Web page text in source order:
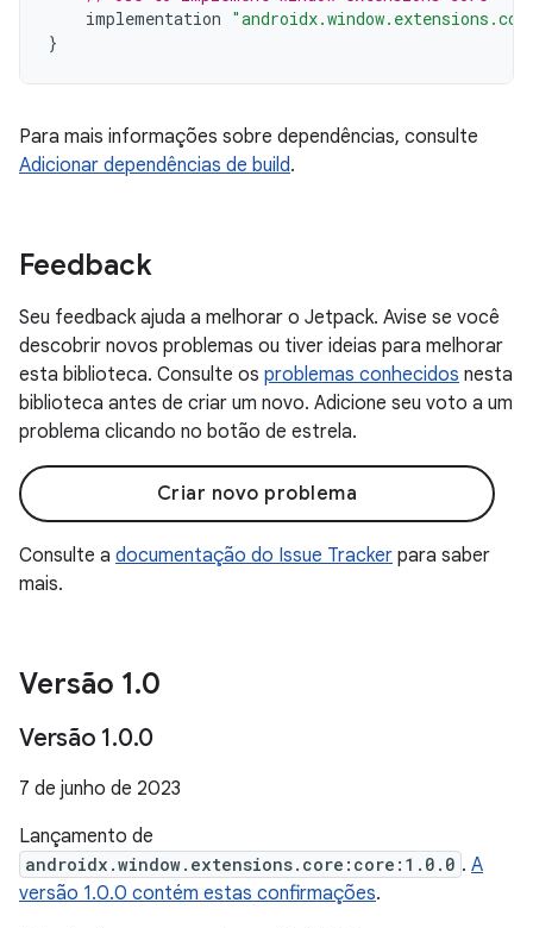
implementation
}
Para mais informações sobre dependências, consulte
Adicionar dependências de build.
Feedback
Seu feedback ajuda a melhorar o Jetpack. Avise se você
descobrir novos problemas ou tiver ideias para melhorar
esta biblioteca. Consulte os problemas conhecidos nesta
biblioteca antes de criar um novo. Adicione seu voto a um
problema clicando no botão de estrela.
Criar novo problema
Consulte a documentação do Issue Tracker para saber
mais.
Versão 1.0
Versão 1.0.0
7 de junho de 2023
Lançamento de
androidx.window.extensions.core:core:1.0.0 . A
versão 1.0.0 contém estas confirmações.